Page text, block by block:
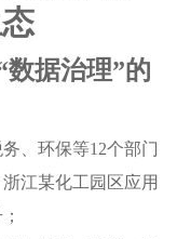
数据治理”的
、环保等12个部门
江某化工园区应用